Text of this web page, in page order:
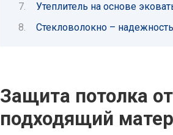
Утеплитель на основе
Стекловолокно –
Защита потолка
подходящий